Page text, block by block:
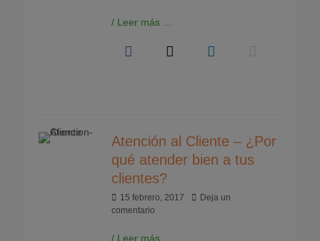
/ Leer más …
Atención al Cliente – ¿Por
qué atender bien a tus
clientes?
Publicado
el
15 febrero, 2017
Deja un
comentario
/ Leer más …